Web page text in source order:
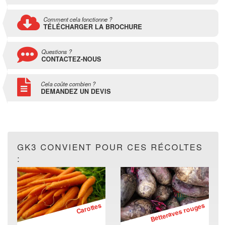
Comment cela fonctionne ?
TÉLÉCHARGER LA BROCHURE
Questions ?
CONTACTEZ-NOUS
Cela coûte combien ?
DEMANDEZ UN DEVIS
GK3 CONVIENT POUR CES RÉCOLTES
:
Carottes Betteraves rouges